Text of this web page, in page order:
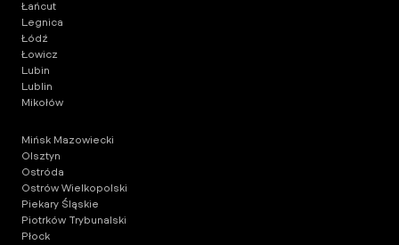
Łańcut
Legnica
Łódź
Łowicz
Lubin
Lublin
Mikołów
Mińsk Mazowiecki
Olsztyn
Ostróda
Ostrów Wielkopolski
Piekary Śląskie
Piotrków Trybunalski
Płock